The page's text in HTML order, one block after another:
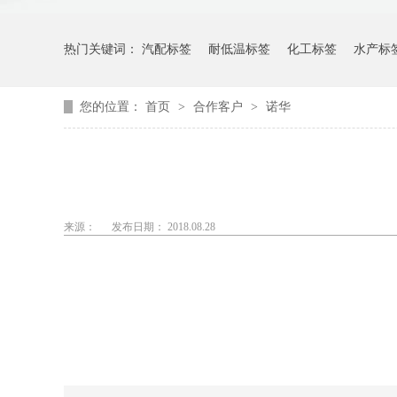
热门关键词： 汽配标签 耐低温标签 化工标签 水产标
您的位置： 首页 > 合作客户 > 诺华
来源： 发布日期： 2018.08.28